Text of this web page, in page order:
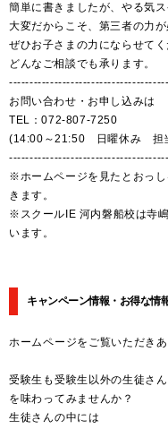
簡単に書きましたが、やる気
大変だからこそ、第三者の力が
ぜひお子さまの力にならせてく
どんなご相談でも承ります。
お問い合わせ・お申し込みは
TEL：072-807-7250
(14:00～21:50 日曜休み 担
※ホームページを見たとおっ
きます。
※スクールIE 河内磐船校は寺
います。
キャンペーン情報・お得な情
ホームページをご覧いただき
受験生も受験生以外の生徒さ
を味わってみませんか？
生徒さんの中には